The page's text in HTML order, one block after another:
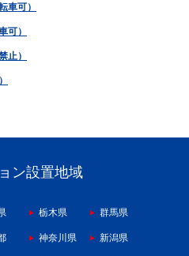
車可）
可）
止）
ン設置地域
栃木県 群馬県
神奈川県 新潟県